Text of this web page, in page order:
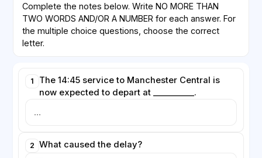
Complete the notes below. Write NO MORE THAN
TWO WORDS AND/OR A NUMBER for each answer. For
the multiple choice questions, choose the correct
letter.
1
The 14:45 service to Manchester Central is
now expected to depart at __________.
2 What caused the delay?